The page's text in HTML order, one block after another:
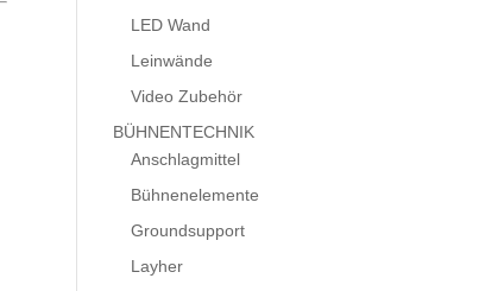
LED Wand
Leinwände
Video Zubehör
BÜHNENTECHNIK
Anschlagmittel
Bühnenelemente
Groundsupport
Layher